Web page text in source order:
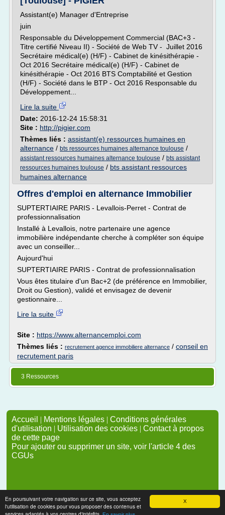
X
En poursuivant votre navigation sur ce site, vous acceptez
l'utilisation de cookies pour vous proposer des contenus et
Assistant(e) Manager d'Entreprise
juin
Responsable du Développement Commercial (BAC+3 -
Titre certifié Niveau II) - Société de Web TV - Juillet 2016
Secrétaire médical(e) (H/F) - Cabinet de kinésithérapie -
Oct 2016 Secrétaire médical(e) (H/F) - Cabinet de
kinésithérapie - Oct 2016 BTS Comptabilité et Gestion
(H/F) - Société dans le BTP - Oct 2016 Responsable du
Développement...
Lire la suite
Date: 2016-12-24 15:58:31
Site : http://pigier.com
Thèmes liés : assistant(e) ressources humaines en
alternance / bts ressources humaines alternance toulouse /
assistant ressources humaines alternance toulouse / bts assistant
ressources humaines toulouse / bts assistant ressources
humaines alternance
Offres d'emploi en alternance Immobilier
SUPTERTIAIRE PARIS - Levallois-Perret - Contrat de
professionnalisation
Installé à Levallois, notre partenaire une agence
immobilière indépendante cherche à compléter son équipe
avec un conseiller...
Aujourd'hui
SUPTERTIAIRE PARIS - Contrat de professionnalisation
Vous êtes titulaire d'un Bac+2 (de préférence en Immobilier,
Droit ou Gestion), validé et envisagez de devenir
gestionnaire...
Lire la suite
Site : https://www.alternancemploi.com
Thèmes liés : recrutement agence immobiliere alternance / conseil en
recrutement paris
3 Ressources
Accueil | Mentions légales | Conditions générales
d'utilisation | Utilisation des cookies | Contact à propos
de cette page
Pour ajouter ou supprimer un site, voir l'article 4 des
CGUs